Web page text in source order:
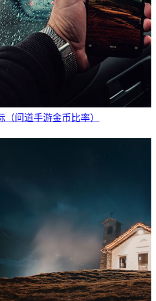
问道手游金币比率）